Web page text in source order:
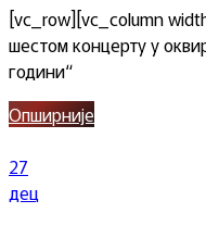
[vc_row][vc_column
шестом концерту у
години“
Опширније
27
дец